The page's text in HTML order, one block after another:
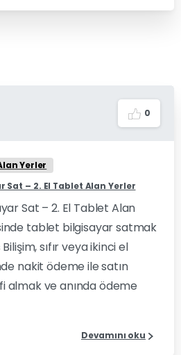
0
Yerler
– 2. El Tablet Alan Yerler
Sat – 2. El Tablet Alan
tablet bilgisayar satmak
sıfır veya ikinci el
nakit ödeme ile satın
almak ve anında ödeme
Devamını oku